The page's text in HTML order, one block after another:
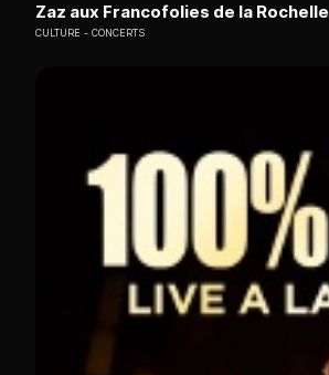
Zaz aux Francofolies de la Rochelle
CULTURE CONCERTS